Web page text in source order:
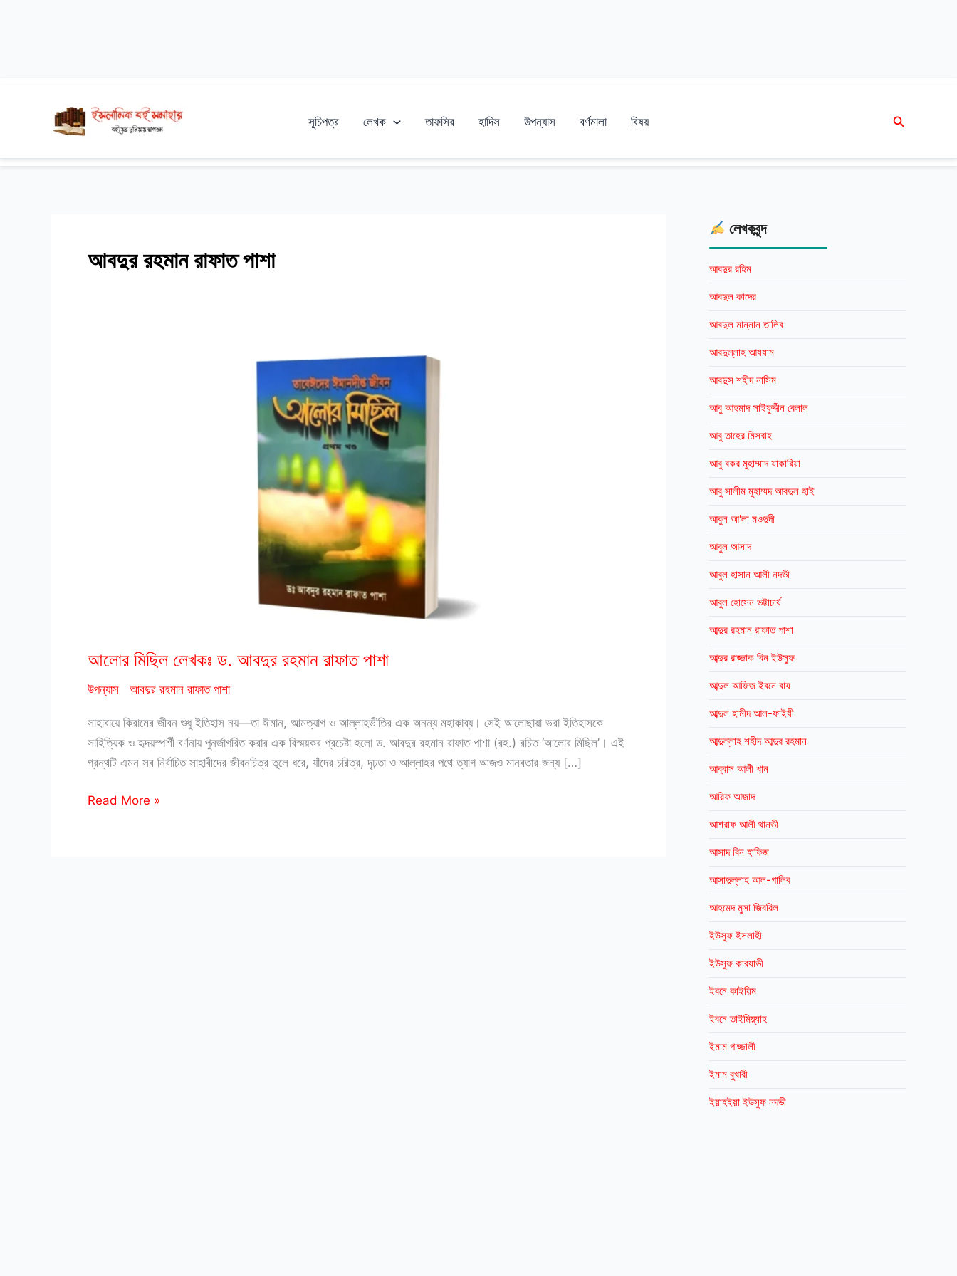
সূচিপত্র লেখক তাফসির হাদিস উপন্যাস বর্ণমালা বিষয় Search
আবদুর রহমান রাফাত পাশা
আলোর মিছিল লেখকঃ ড. আবদুর রহমান রাফাত পাশা
উপন্যাস আবদুর রহমান রাফাত পাশা
সাহাবায়ে কিরামের জীবন শুধু ইতিহাস নয়—তা ঈমান, আত্মত্যাগ ও আল্লাহভীতির এক অনন্য মহাকাব্য। সেই আলোছায়া ভরা ইতিহাসকে
সাহিত্যিক ও হৃদয়স্পর্শী বর্ণনায় পুনর্জাগরিত করার এক বিস্ময়কর প্রচেষ্টা হলো ড. আবদুর রহমান রাফাত পাশা (রহ.) রচিত ‘আলোর মিছিল’। এই
গ্রন্থটি এমন সব নির্বাচিত সাহাবীদের জীবনচিত্র তুলে ধরে, যাঁদের চরিত্র, দৃঢ়তা ও আল্লাহর পথে ত্যাগ আজও মানবতার জন্য […]
আলোর
Read More »
লেখকবৃন্দ
আবদুর রহিম
আবদুল কাদের
আবদুল মান্নান তালিব
আবদুল্লাহ আযযাম
আবদুস শহীদ নাসিম
আবু আহমাদ সাইফুদ্দীন বেলাল
আবু তাহের মিসবাহ
আবু বকর মুহাম্মাদ যাকারিয়া
আবু সালীম মুহাম্মদ আবদুল হাই
আবুল আ'লা মওদুদী
আবুল আসাদ
আবুল হাসান আলী নদভী
আবুল হোসেন ভট্টাচার্য
আব্দুর রহমান রাফাত পাশা
আব্দুর রাজ্জাক বিন ইউসুফ
আব্দুল আজিজ ইবনে বায
আব্দুল হামীদ আল-ফাইযী
আব্দুল্লাহ শহীদ আব্দুর রহমান
আব্বাস আলী খান
আরিফ আজাদ
আশরাফ আলী থানভী
আসাদ বিন হাফিজ
আসাদুল্লাহ আল-গালিব
আহমেদ মুসা জিবরিল
ইউসুফ ইসলাহী
ইউসুফ কারযাভী
ইবনে কাইয়িম
ইবনে তাইমিয়্যাহ
ইমাম গাজ্জালী
ইমাম বুখারী
ইয়াহইয়া ইউসুফ নদভী